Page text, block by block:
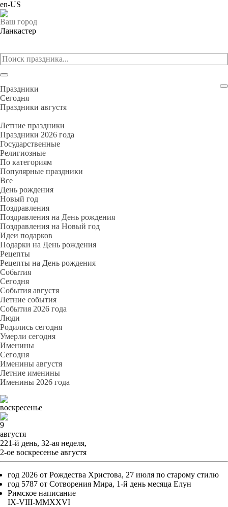
en-US
Ваш город
Ланкастер
Праздники
Cегодня
Праздники августя
Летние праздники
Праздники 2026 года
Государственные
Религиозные
По категориям
Популярные праздники
Все
День рождения
Новый год
Поздравления
Поздравления на День рождения
Поздравления на Новый год
Идеи подарков
Подарки на День рождения
Рецепты
Рецепты на День рождения
События
Cегодня
События августя
Летние события
События 2026 года
Люди
Родились сегодня
Умерли сегодня
Именины
Cегодня
Именины августя
Летние именины
Именины 2026 года
воскресенье
9
августя
221-й день, 32-ая неделя,
2-ое воскресенье августя
год 2026 от Рождества Христова, 27 июля по старому стилю
год 5787 от Сотворения Мира, 1-й день месяца Елун
Римское написание
IX-VIII-MMXXVI